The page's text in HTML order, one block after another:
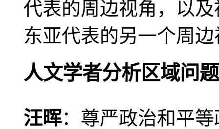
代表的周边视角，以
东亚代表的另一个周
人文学者分析区域问题
汪晖：尊严政治和平